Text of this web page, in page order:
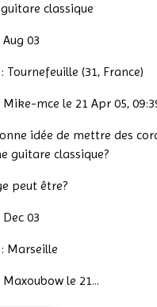
classique
03
Tournefeuille (31, France)
mce le 21 Apr 05,
idée de mettre des
guitare classique?
peut être?
03
Marseille
le 21...